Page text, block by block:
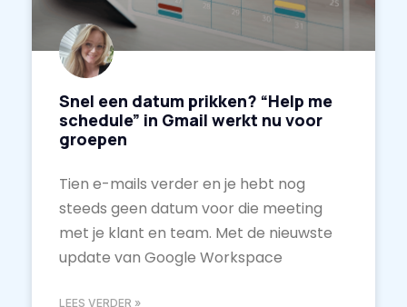
Snel een datum prikken? “Help me
schedule” in Gmail werkt nu voor
groepen
Tien e-mails verder en je hebt nog
steeds geen datum voor die meeting
met je klant en team. Met de nieuwste
update van Google Workspace
LEES VERDER »